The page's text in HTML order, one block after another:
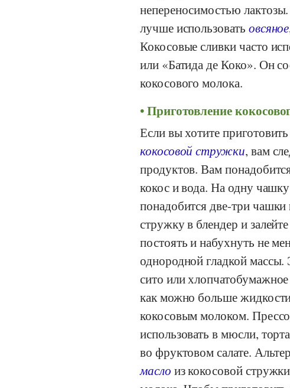
непереносимостью
лучше использовать овсяное
Кокосовые сливки часто
или «Батида де Коко». Он
кокосового молока.
Приготовление
Если вы хотите
кокосовой стружки, вам
продуктов. Вам
кокос и вода. На одну
понадобится две-три
стружку в блендер и
постоять и набухнуть не
однородной гладкой
сито или
как можно больше
кокосовым молоком.
использовать в мюсли,
во фруктовом салате.
масло из кокосовой